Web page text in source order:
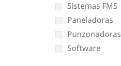
Sistemas FMS
Paneladoras
Punzonadoras
Software